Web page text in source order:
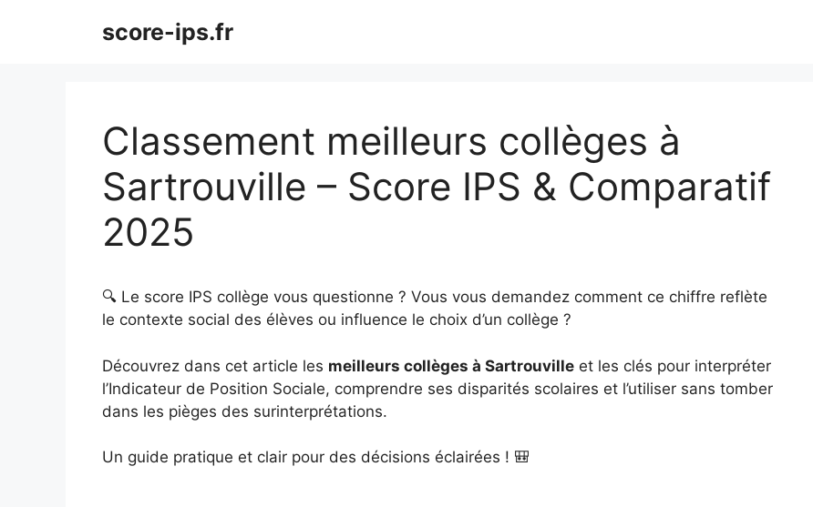
score-ips.fr
Classement meilleurs collèges à
Sartrouville – Score IPS & Comparatif
2025
🔍 Le score IPS collège vous questionne ? Vous vous demandez comment ce chiffre reflète
le contexte social des élèves ou influence le choix d’un collège ?
Découvrez dans cet article les meilleurs collèges à Sartrouville et les clés pour interpréter
l’Indicateur de Position Sociale, comprendre ses disparités scolaires et l’utiliser sans tomber
dans les pièges des surinterprétations.
Un guide pratique et clair pour des décisions éclairées ! 🎒